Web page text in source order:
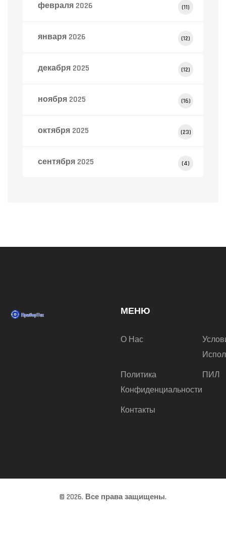
февраля 2026 (11)
января 2026 (12)
декабря 2025 (12)
ноября 2025 (16)
октября 2025 (23)
сентября 2025 (4)
МЕНЮ
О Нас
Политика
Конфиденциальности
ПИЛ
Контакты
© 2026. Все права защищены.